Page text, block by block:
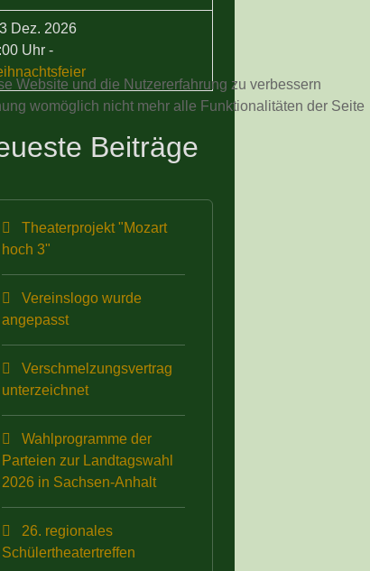
Dez. 2026
Uhr-
Beiträge
Theaterprojekt "Mozart
hoch 3"
Vereinslogo wurde
angepasst
Verschmelzungsvertrag
unterzeichnet
Wahlprogramme der
Parteien zur Landtagswahl
2026 in Sachsen-Anhalt
26. regionales
Schülertheatertreffen
Website und die Nutzererfahrung zu verbessern
womöglich nicht mehr alle Funktionalitäten der Seite